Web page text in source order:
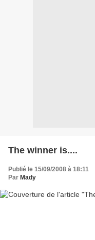
The winner is....
Publié le 15/09/2008 à 18:11
Par Mady